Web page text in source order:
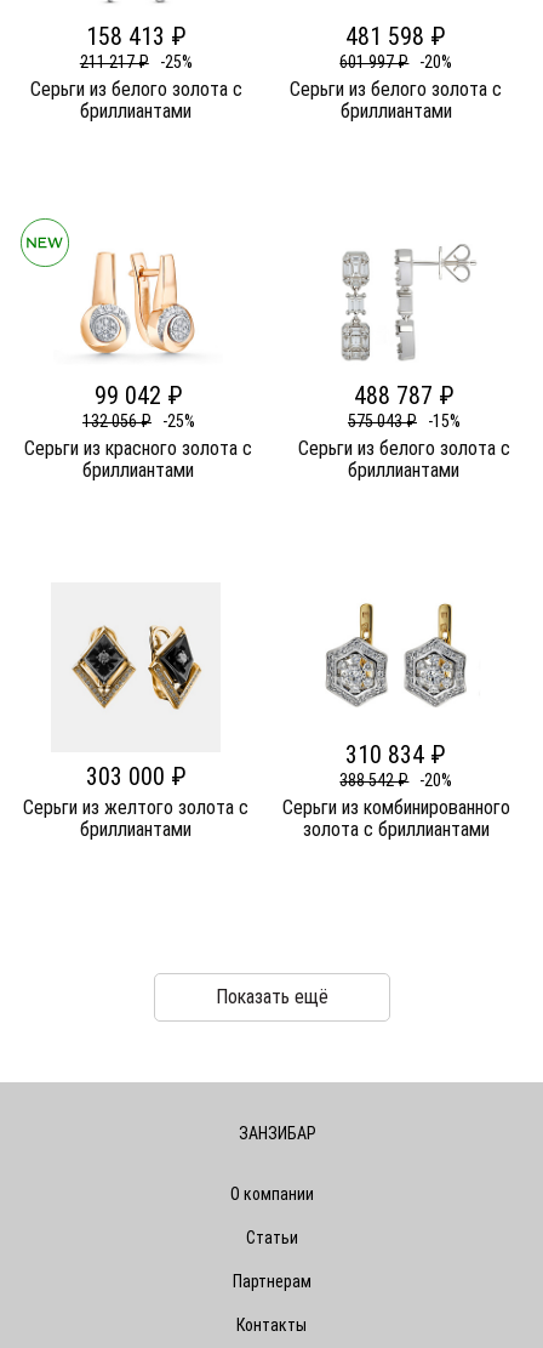
158 413 ₽
211 217 ₽ -25%
Серьги из белого золота c
бриллиантами
481 598 ₽
601 997 ₽ -20%
Серьги из белого золота c
бриллиантами
99 042 ₽
132 056 ₽ -25%
Серьги из красного золота c
бриллиантами
488 787 ₽
575 043 ₽ -15%
Серьги из белого золота c
бриллиантами
303 000 ₽
Серьги из желтого золота c
бриллиантами
310 834 ₽
388 542 ₽ -20%
Серьги из комбинированного
золота c бриллиантами
Показать ещё
ЗАНЗИБАР
О компании
Статьи
Партнерам
Контакты